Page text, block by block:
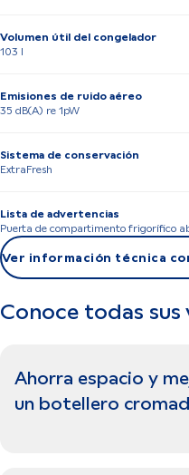
Volumen útil del congelador
103 l
Emisiones de ruido aéreo
35 dB(A) re 1pW
Sistema de conservación
ExtraFresh
Lista de advertencias
Puerta de compartimento frigorífico
Ver información técnica
Conoce todas sus
Ahorra espacio y
un botellero